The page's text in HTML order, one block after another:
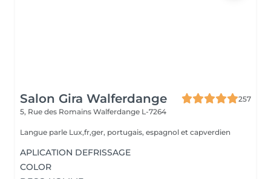
Salon Gira Walferdange
257
5, Rue des Romains Walferdange L-7264
Langue parle Lux,fr,ger, portugais, espagnol et capverdien
APLICATION DEFRISSAGE
COLOR